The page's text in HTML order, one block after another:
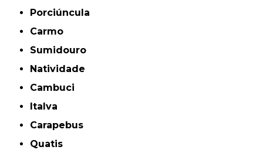
Porciúncula
Carmo
Sumidouro
Natividade
Cambuci
Italva
Carapebus
Quatis